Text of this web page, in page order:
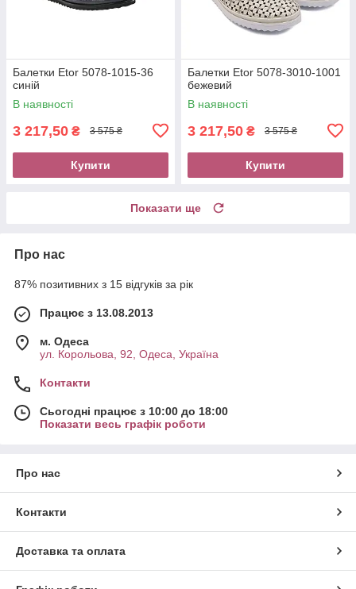
Балетки Etor 5078-1015-36
синій
В наявності
3 217,50 ₴ 3 575 ₴
Купити
Балетки Etor 5078-3010-1001
бежевий
В наявності
3 217,50 ₴ 3 575 ₴
Купити
Показати ще
Про нас
87% позитивних з 15 відгуків за рік
Працює з 13.08.2013
м. Одеса
ул. Корольова, 92, Одеса, Україна
Контакти
Сьогодні працює з 10:00 до 18:00
Показати весь графік роботи
Про нас
Контакти
Доставка та оплата